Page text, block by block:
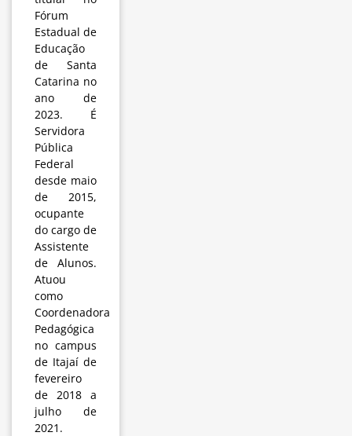
Fórum
Estadual de
Educação
de Santa
Catarina no
ano de
2023. É
Servidora
Pública
Federal
desde maio
de 2015,
ocupante
do cargo de
Assistente
de Alunos.
Atuou
como
Coordenadora
Pedagógica
no campus
de Itajaí de
fevereiro
de 2018 a
julho de
2021.